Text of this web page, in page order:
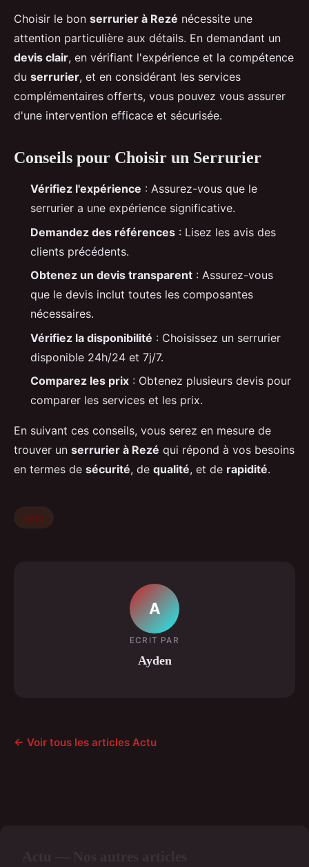
Choisir le bon serrurier à Rezé nécessite une
attention particulière aux détails. En demandant un
devis clair, en vérifiant l'expérience et la compétence
du serrurier, et en considérant les services
complémentaires offerts, vous pouvez vous assurer
d'une intervention efficace et sécurisée.
Conseils pour Choisir un Serrurier
Vérifiez l'expérience : Assurez-vous que le
serrurier a une expérience significative.
Demandez des références : Lisez les avis des
clients précédents.
Obtenez un devis transparent : Assurez-vous
que le devis inclut toutes les composantes
nécessaires.
Vérifiez la disponibilité : Choisissez un serrurier
disponible 24h/24 et 7j/7.
Comparez les prix : Obtenez plusieurs devis pour
comparer les services et les prix.
En suivant ces conseils, vous serez en mesure de
trouver un serrurier à Rezé qui répond à vos besoins
en termes de sécurité, de qualité, et de rapidité.
Actu
A
ECRIT PAR
Ayden
← Voir tous les articles Actu